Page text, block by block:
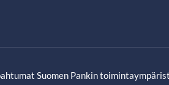
Suomen Pankin